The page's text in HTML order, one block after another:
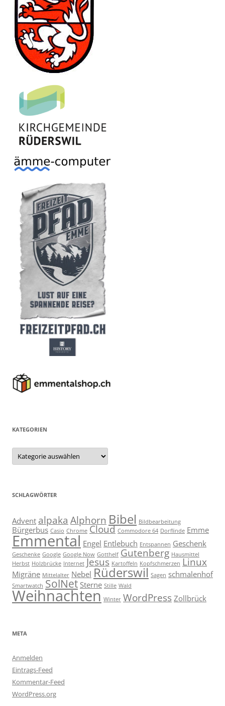
KATEGORIEN
Kategorien
SCHLAGWÖRTER
Advent alpaka Alphorn Bibel Bildbearbeitung
Bürgerbus Casio Chrome Cloud Commodore 64 Dorflinde Emme
Emmental Engel Entlebuch Entspannen Geschenk
Geschenke Google Google Now Gotthelf Gutenberg Hausmittel
Herbst Holzbrücke Internet Jesus Kartoffeln Kopfschmerzen Linux
Migräne Mittelalter Nebel Rüderswil Sagen schmalenhof
Smartwatch SolNet Sterne Stille Wald
Weihnachten Winter WordPress Zollbrück
META
Anmelden
Eintrags-Feed
Kommentar-Feed
WordPress.org